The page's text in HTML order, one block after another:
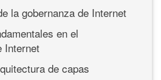
la gobernanza de Internet
en el
Internet
de capas